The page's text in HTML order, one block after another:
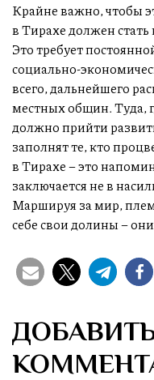
Крайне важно, чтобы
в Тирахе должен
Это требует
социально-
всего, дальнейшего
местных общин. Туда,
должно прийти
заполнят те, кто
в Тирахе – это
заключается не в
Маршируя за мир,
себе свои долины –